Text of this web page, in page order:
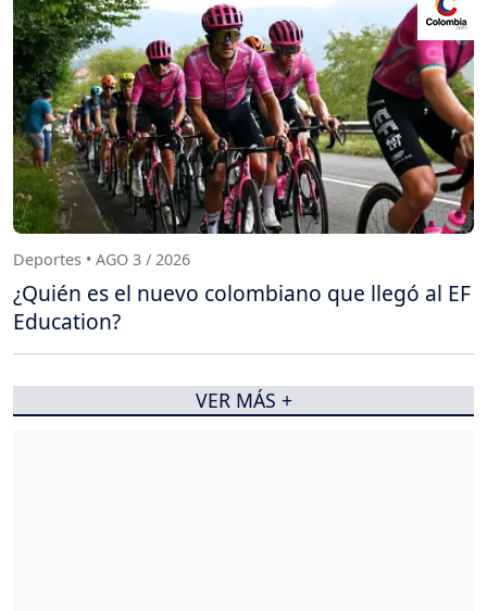
Deportes • AGO 3 / 2026
¿Quién es el nuevo colombiano que llegó al EF
Education?
VER MÁS +